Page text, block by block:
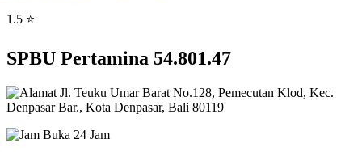
1.5 ⭐
SPBU Pertamina 54.801.47
Jl. Teuku Umar Barat No.128, Pemecutan Klod, Kec.
Denpasar Bar., Kota Denpasar, Bali 80119
Buka 24 Jam